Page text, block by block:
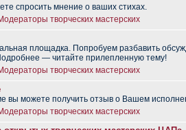
спросить мнение о ваших стихах.
творческих мастерских
площадка. Попробуем разбавить
— читайте прилепленную тему!
творческих мастерских
вы можете получить отзыв о Вашем
творческих мастерских